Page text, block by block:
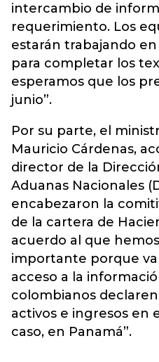
intercambio de
requerimiento. Los
estarán trabajando
para completar los
esperamos que los
junio”.
Por su parte, el
Mauricio Cárdenas,
director de la
Aduanas Nacionales
encabezaron la
de la cartera de
acuerdo al que
importante porque
acceso a la
colombianos
activos e ingresos en
caso, en Panamá”.